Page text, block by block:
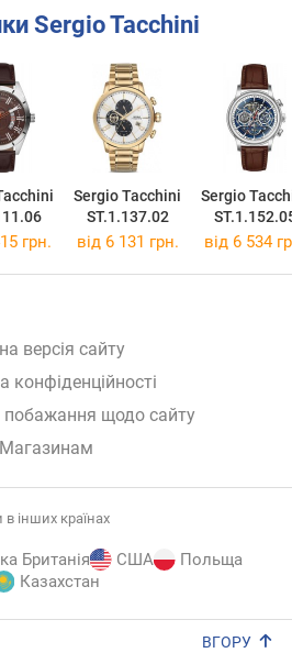
Sergio Tacchini
Sergio Tacchini
ST.1.137.02
Sergio
грн. від 6 131 грн. від 6 534
версія сайту
конфіденційності
побажання щодо сайту
Магазинам
інших країнах
Британія США
Польща
Казахстан
ВГОРУ